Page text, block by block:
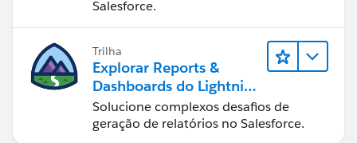
Salesforce.
Trilha
Explorar Reports &
Dashboards do Lightning
Experience
Solucione complexos desafios de
geração de relatórios no Salesforce.